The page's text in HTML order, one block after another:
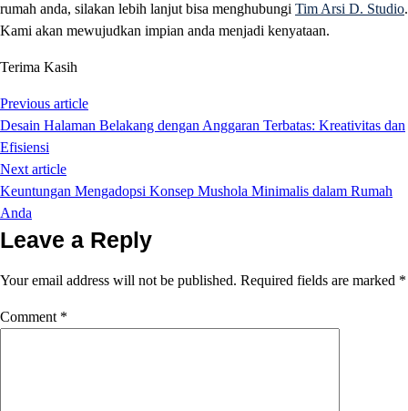
rumah anda, silakan lebih lanjut bisa menghubungi Tim Arsi D. Studio.
Kami akan mewujudkan impian anda menjadi kenyataan.
Terima Kasih
Previous article
Desain Halaman Belakang dengan Anggaran Terbatas: Kreativitas dan
Efisiensi
Next article
Keuntungan Mengadopsi Konsep Mushola Minimalis dalam Rumah
Anda
Leave a Reply
Your email address will not be published. Required fields are marked *
Comment *